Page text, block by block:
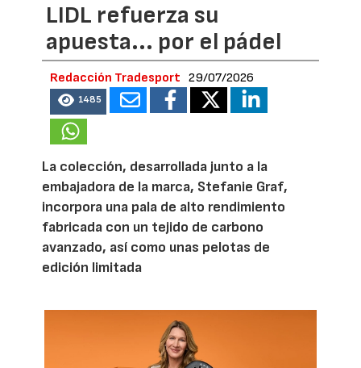
LIDL refuerza su
apuesta... por el pádel
Redacción Tradesport 29/07/2026
1485
La colección, desarrollada junto a la
embajadora de la marca, Stefanie Graf,
incorpora una pala de alto rendimiento
fabricada con un tejido de carbono
avanzado, así como unas pelotas de
edición limitada